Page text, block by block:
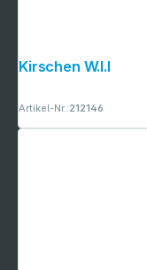
Artikel-Nr.:212146